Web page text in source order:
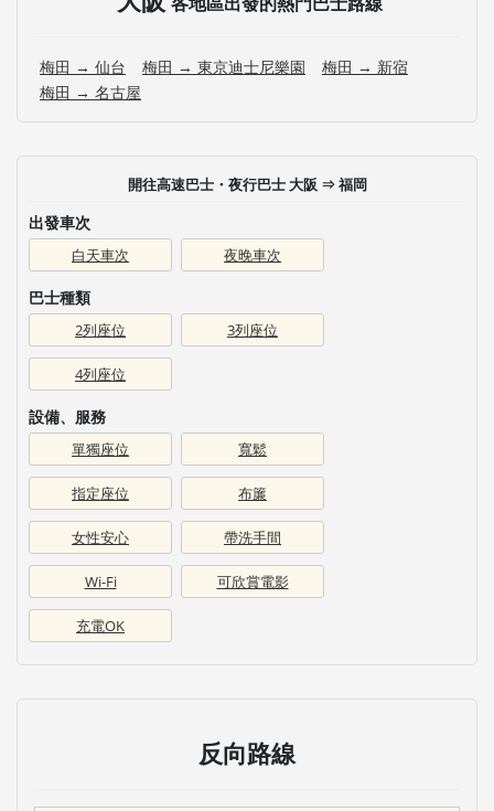
梅田 → 仙台 梅田 → 東京迪士尼樂園
梅田 → 新宿
梅田 → 名古屋
開往高速巴士・夜行巴士 大阪 ⇒ 福岡
出發車次
白天車次 夜晚車次
巴士種類
2列座位 3列座位
4列座位
設備、服務
單獨座位 寬鬆
指定座位 布簾
女性安心 帶洗手間
Wi-Fi 可欣賞電影
充電OK
反向路線